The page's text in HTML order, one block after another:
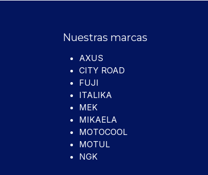
Nuestras marcas
AXUS
CITY ROAD
FUJI
ITALIKA
MEK
MIKAELA
MOTOCOOL
MOTUL
NGK